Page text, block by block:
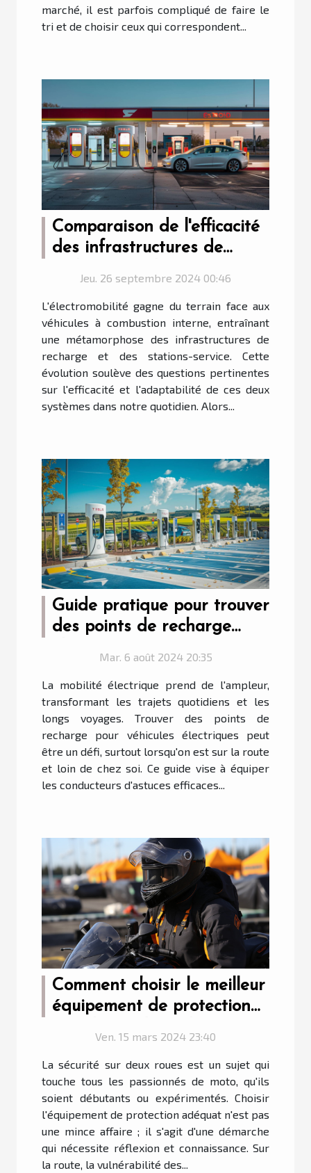
marché, il est parfois compliqué de faire le
tri et de choisir ceux qui correspondent...
Comparaison de l'efficacité
des infrastructures de
Jeu. 26 septembre 2024 00:46
L'électromobilité gagne du terrain face aux
véhicules à combustion interne, entraînant
une métamorphose des infrastructures de
recharge et des stations-service. Cette
évolution soulève des questions pertinentes
sur l'efficacité et l'adaptabilité de ces deux
systèmes dans notre quotidien. Alors...
Guide pratique pour trouver
des points de recharge
Mar. 6 août 2024 20:35
La mobilité électrique prend de l'ampleur,
transformant les trajets quotidiens et les
longs voyages. Trouver des points de
recharge pour véhicules électriques peut
être un défi, surtout lorsqu'on est sur la route
et loin de chez soi. Ce guide vise à équiper
les conducteurs d'astuces efficaces...
Comment choisir le meilleur
équipement de protection
Ven. 15 mars 2024 23:40
La sécurité sur deux roues est un sujet qui
touche tous les passionnés de moto, qu'ils
soient débutants ou expérimentés. Choisir
l'équipement de protection adéquat n'est pas
une mince affaire ; il s'agit d'une démarche
qui nécessite réflexion et connaissance. Sur
la route, la vulnérabilité des...